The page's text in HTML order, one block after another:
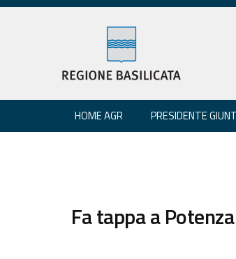
HOME AGR PRESIDENTE
Fa tappa a